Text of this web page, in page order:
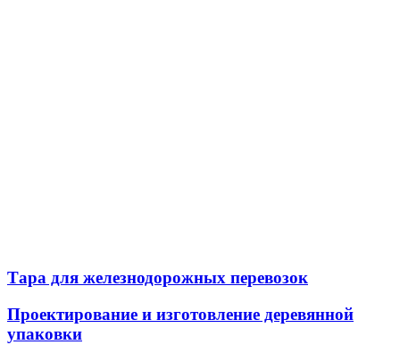
Тара для железнодорожных перевозок
Проектирование и изготовление деревянной
упаковки